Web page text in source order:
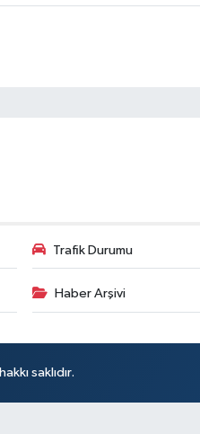
Trafik Durumu
Haber Arşivi
saklıdır.